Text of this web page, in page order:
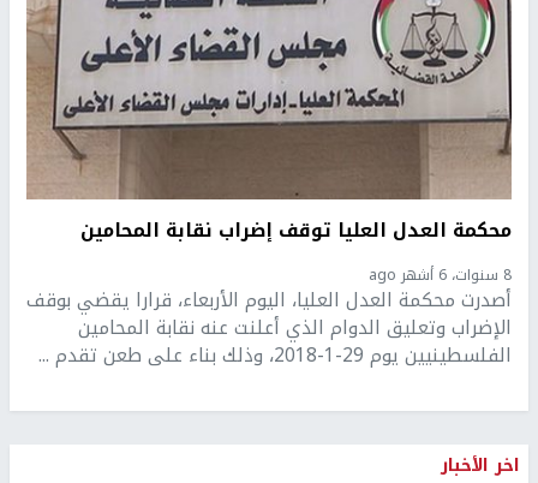
محكمة العدل العليا توقف إضراب نقابة المحامين
8 سنوات، 6 أشهر ago
أصدرت محكمة العدل العليا، اليوم الأربعاء، قرارا يقضي بوقف
الإضراب وتعليق الدوام الذي أعلنت عنه نقابة المحامين
الفلسطينيين يوم 29-1-2018، وذلك بناء على طعن تقدم ...
اخر الأخبار